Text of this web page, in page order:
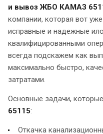
и вывоз ЖБО КАМАЗ
компании, которая вот
исправные и надежные
квалифицированными
всегда подскажем как
максимально быстро,
затратами.
Основные задачи,
65115:
Откачка